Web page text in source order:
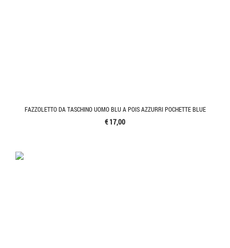
FAZZOLETTO DA TASCHINO UOMO BLU A POIS AZZURRI POCHETTE BLUE
€ 17,00